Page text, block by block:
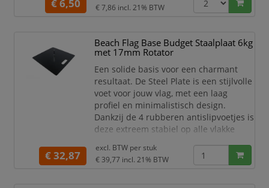
Breedte (mm) 520
Totaal gewicht (kg) 0,195
Garantie (m) 12
€ 6,50 € 7,86 incl. 21% BTW
Beach Flag Base Budget Staalplaat 6kg
met 17mm Rotator
Een solide basis voor een charmant
resultaat. De Steel Plate is een stijlvolle
voet voor jouw vlag, met een laag
profiel en minimalistisch design.
Dankzij de 4 rubberen antislipvoetjes is
deze extreem stabiel op alle vlakke
voor jou zeer eenvoudig om de
staalplaat te vervoeren.
€ 32,87
excl. BTW perstuk
€ 39,77 incl. 21% BTW